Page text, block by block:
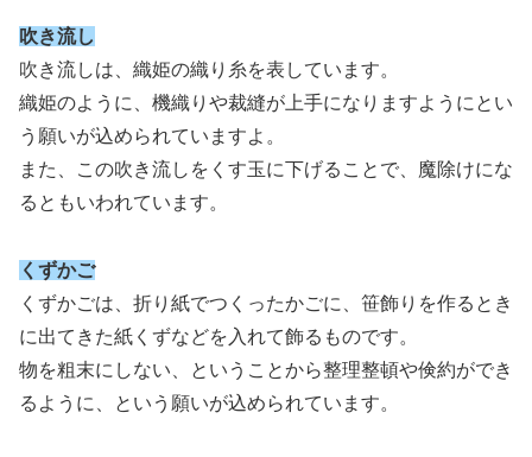
吹き流し
吹き流しは、織姫の織り糸を表しています。
織姫のように、機織りや裁縫が上手になりますようにとい
う願いが込められていますよ。
また、この吹き流しをくす玉に下げることで、魔除けにな
るともいわれています。
くずかご
くずかごは、折り紙でつくったかごに、笹飾りを作るとき
に出てきた紙くずなどを入れて飾るものです。
物を粗末にしない、ということから整理整頓や倹約ができ
るように、という願いが込められています。